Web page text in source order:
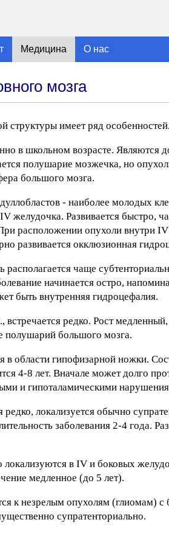
Медицина О нас
мозга
структуры имеет ряд
в школьном возрасте. Являются
полушарие мозжечка, но
большого мозга.
- наиболее молодых
Развивается быстро,
расположении опухоли внутри
развивается окклюзионная
чаще
начинается остро,
быть внутренняя гидроцефалия.
редко. Рост
полушарий большого мозга.
области гипофизарной ножки.
4-8 лет. Вначале может долго
и гипоталамическими
локализуется обычно
заболевания 2-4 года.
в IV и боковых
медленное (до 5 лет).
к незрелым опухолям (глиомам)
супратенториально.